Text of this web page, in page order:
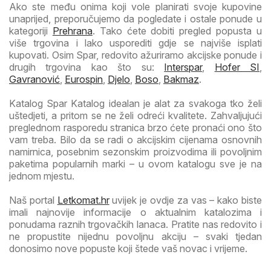
Ako ste među onima koji vole planirati svoje kupovine
unaprijed, preporučujemo da pogledate i ostale ponude u
kategoriji Prehrana. Tako ćete dobiti pregled popusta u
više trgovina i lako usporediti gdje se najviše isplati
kupovati. Osim Spar, redovito ažuriramo akcijske ponude i
drugih trgovina kao što su: Interspar, Hofer SI,
Gavranović, Eurospin, Djelo, Boso, Bakmaz.
Katalog Spar Katalog idealan je alat za svakoga tko želi
uštedjeti, a pritom se ne želi odreći kvalitete. Zahvaljujući
preglednom rasporedu stranica brzo ćete pronaći ono što
vam treba. Bilo da se radi o akcijskim cijenama osnovnih
namirnica, posebnim sezonskim proizvodima ili povoljnim
paketima popularnih marki – u ovom katalogu sve je na
jednom mjestu.
Naš portal Letkomat.hruvijek je ovdje za vas – kako biste
imali najnovije informacije o aktualnim katalozima i
ponudama raznih trgovačkih lanaca. Pratite nas redovito i
ne propustite nijednu povoljnu akciju – svaki tjedan
donosimo nove popuste koji štede vaš novac i vrijeme.